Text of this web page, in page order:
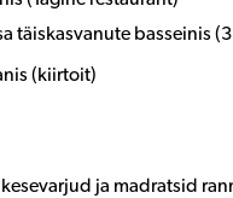
täiskasvanute basseinis
(kiirtoit)
ja madratsid